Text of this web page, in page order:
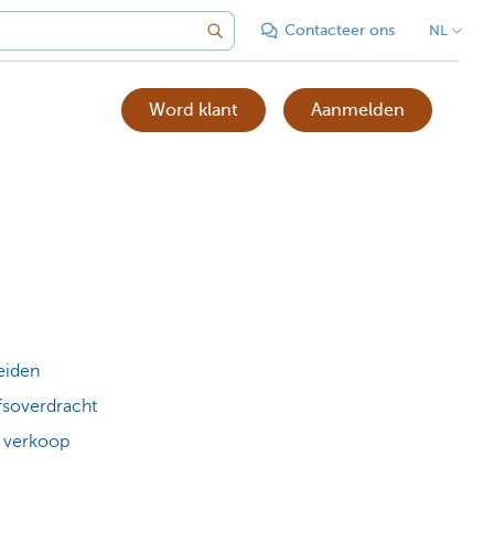
Contacteer ons NL
Word klant Aanmelden
verkoop